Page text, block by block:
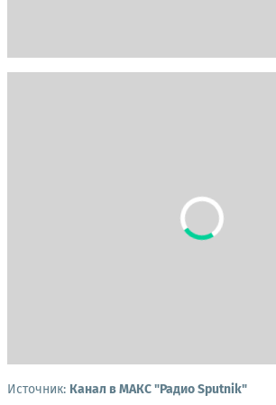
Источник: Канал в МАКС "Радио Sputnik"